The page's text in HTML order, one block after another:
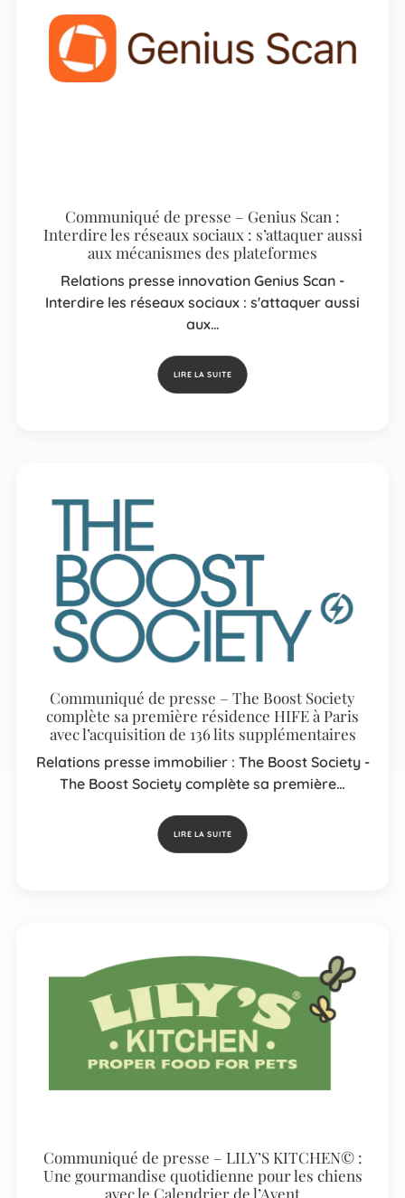
Communiqué de presse – Genius Scan :
Interdire les réseaux sociaux : s’attaquer aussi
aux mécanismes des plateformes
Relations presse innovation Genius Scan -
Interdire les réseaux sociaux : s'attaquer aussi
aux…
LIRE LA SUITE
Communiqué de presse – The Boost Society
complète sa première résidence HIFE à Paris
avec l’acquisition de 136 lits supplémentaires
Relations presse immobilier : The Boost Society -
The Boost Society complète sa première…
LIRE LA SUITE
Communiqué de presse – LILY’S KITCHEN© :
Une gourmandise quotidienne pour les chiens
avec le Calendrier de l’Avent